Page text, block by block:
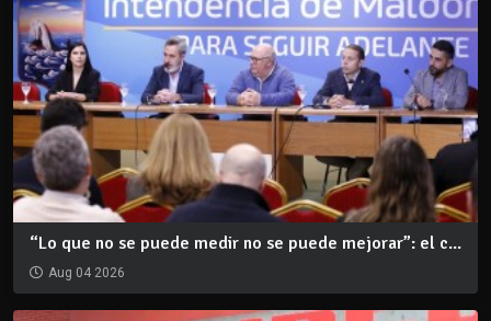
“Lo que no se puede medir no se puede mejorar”: el c...
Aug 04 2026